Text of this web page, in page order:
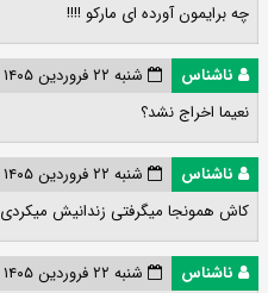
چه برایمون آورده ای مارکو !!!!
ناشناس
شنبه ۲۲ فروردین ۱۴۰۵ ۱۸:۱۰:۴۱
نعیما اخراج نشد؟
ناشناس
شنبه ۲۲ فروردین ۱۴۰۵ ۱۸:۱۴:۲۴
کاش همونجا میگرفتی زندانیش میکردی
ناشناس
شنبه ۲۲ فروردین ۱۴۰۵ ۱۸:۱۴:۴۴